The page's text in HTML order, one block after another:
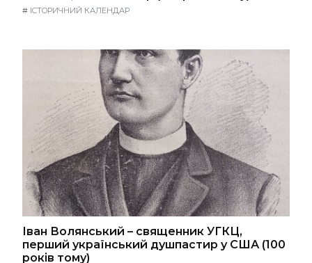
# ІСТОРИЧНИЙ КАЛЕНДАР
Іван Волянський – священник УГКЦ,
перший український душпастир у США (100
років тому)